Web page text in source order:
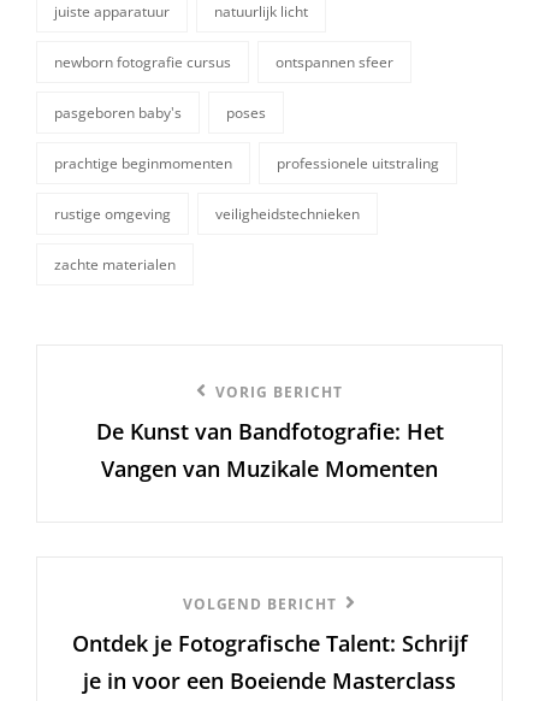
juiste apparatuur natuurlijk licht
newborn fotografie cursus ontspannen sfeer
pasgeboren baby's poses
prachtige beginmomenten professionele uitstraling
rustige omgeving veiligheidstechnieken
zachte materialen
bericht
VORIG BERICHT
De Kunst van Bandfotografie: Het
Vangen van Muzikale Momenten
Bericht
VOLGEND BERICHT
Ontdek je Fotografische Talent: Schrijf
je in voor een Boeiende Masterclass